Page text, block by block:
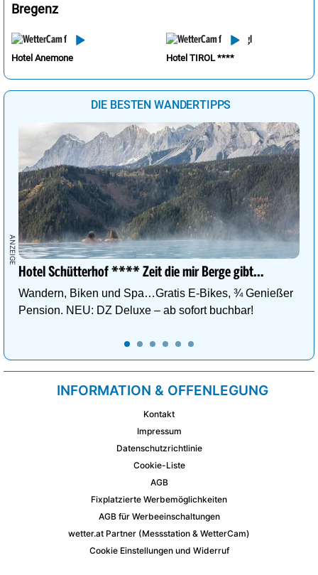
Bregenz
Hotel Anemone Hotel TIROL ****
DIE BESTEN WANDERTIPPS
Hotel Schütterhof **** Zeit die mir Berge gibt…
Wandern, Biken und Spa…Gratis E-Bikes, ¾ Genießer
Pension. NEU: DZ Deluxe – ab sofort buchbar!
INFORMATION & OFFENLEGUNG
Kontakt
Impressum
Datenschutzrichtlinie
Cookie-Liste
AGB
Fixplatzierte Werbemöglichkeiten
AGB für Werbeeinschaltungen
wetter.at Partner (Messstation & WetterCam)
Cookie Einstellungen und Widerruf